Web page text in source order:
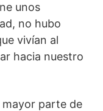
unos
no hubo
vivían al
hacia nuestro
mayor parte de